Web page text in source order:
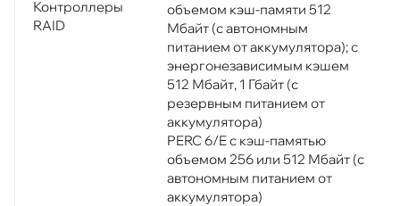
Контроллеры
RAID
объемом кэш-памяти 512
Мбайт (с автономным
питанием от аккумулятора); с
энергонезависимым кэшем
512 Мбайт, 1 Гбайт (с
резервным питанием от
аккумулятора)
PERC 6/E с кэш-памятью
объемом 256 или 512 Мбайт (с
автономным питанием от
аккумулятора)